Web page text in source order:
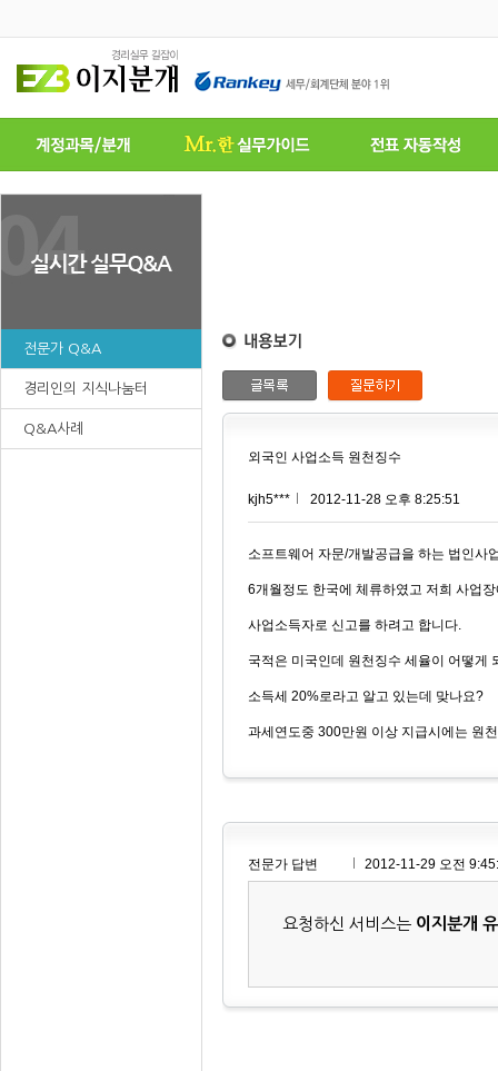
전문가 Q&A
경리인의 지식나눔터
Q&A사례
외국인 사업소득 원천징수
kjh5*** 2012-11-28 오후 8:25:51
소프트웨어 자문/개발공급을 하는 법인사
6개월정도 한국에 체류하였고 저희 사업
사업소득자로 신고를 하려고 합니다.
국적은 미국인데 원천징수 세율이 어떻게
소득세 20%로라고 알고 있는데 맞나요?
과세연도중 300만원 이상 지급시에는 원
전문가 답변 2012-11-29 오전
요청하신 서비스는 이지분개